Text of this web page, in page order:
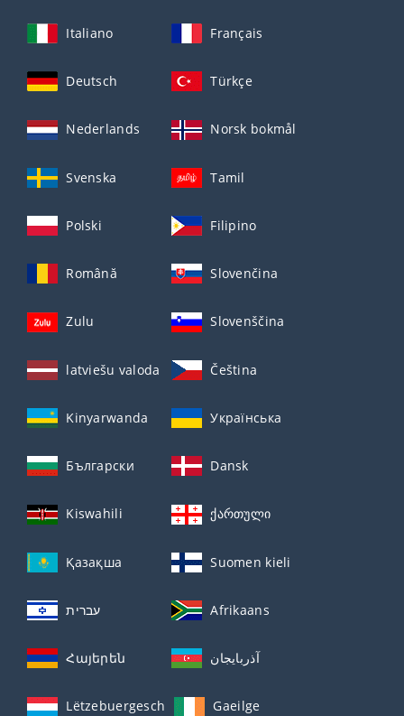
Italiano Français
Deutsch Türkçe
Nederlands Norsk bokmål
Svenska Tamil
Polski Filipino
Română Slovenčina
Zulu Slovenščina
latviešu valoda Čeština
Kinyarwanda Українська
Български Dansk
Kiswahili ქართული
Қазақша Suomen kieli
עברית Afrikaans
Հայերեն آذربايجان
Lëtzebuergesch Gaeilge